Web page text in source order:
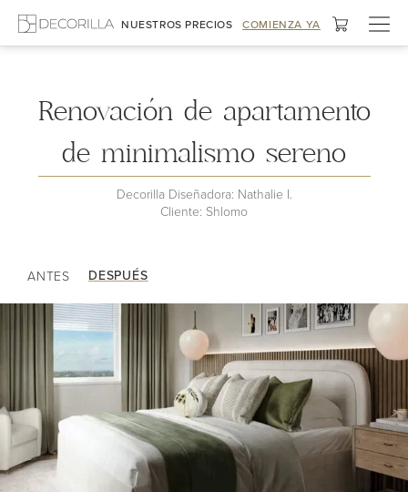
NUESTROS PRECIOS COMIENZA YA
Renovación de apartamento
de minimalismo sereno
Decorilla Diseñadora: Nathalie I.
Cliente: Shlomo
ANTES DESPUÉS